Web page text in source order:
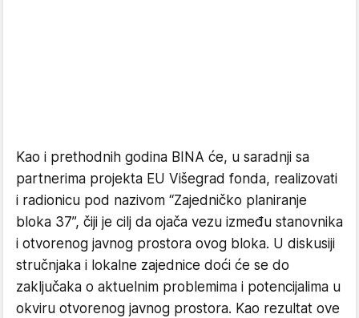
Kao i prethodnih godina BINA će, u saradnji sa
partnerima projekta EU Višegrad fonda, realizovati
i radionicu pod nazivom “Zajedničko planiranje
bloka 37”, čiji je cilj da ojača vezu između stanovnika
i otvorenog javnog prostora ovog bloka. U diskusiji
stručnjaka i lokalne zajednice doći će se do
zaključaka o aktuelnim problemima i potencijalima u
okviru otvorenog javnog prostora. Kao rezultat ove